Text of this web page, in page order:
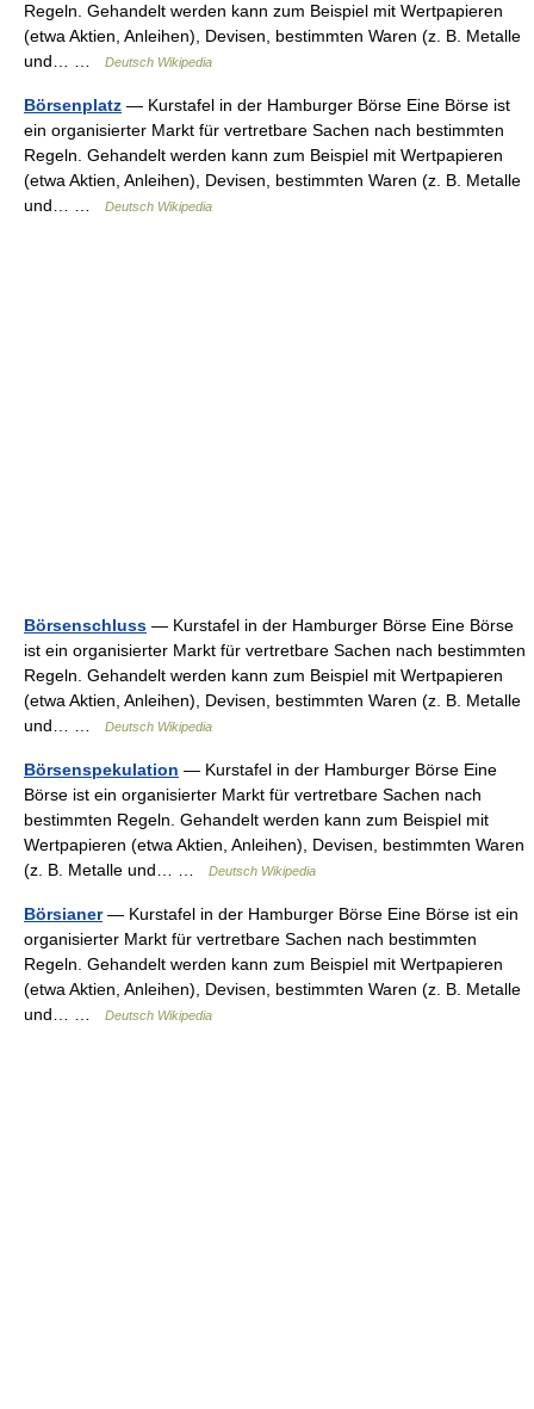
Regeln. Gehandelt werden kann zum Beispiel mit Wertpapieren
(etwa Aktien, Anleihen), Devisen, bestimmten Waren (z. B. Metalle
und… …
Deutsch Wikipedia
Börsenplatz — Kurstafel in der Hamburger Börse Eine Börse ist
ein organisierter Markt für vertretbare Sachen nach bestimmten
Regeln. Gehandelt werden kann zum Beispiel mit Wertpapieren
(etwa Aktien, Anleihen), Devisen, bestimmten Waren (z. B. Metalle
und… …
Deutsch Wikipedia
Börsenschluss — Kurstafel in der Hamburger Börse Eine Börse
ist ein organisierter Markt für vertretbare Sachen nach bestimmten
Regeln. Gehandelt werden kann zum Beispiel mit Wertpapieren
(etwa Aktien, Anleihen), Devisen, bestimmten Waren (z. B. Metalle
und… …
Deutsch Wikipedia
Börsenspekulation — Kurstafel in der Hamburger Börse Eine
Börse ist ein organisierter Markt für vertretbare Sachen nach
bestimmten Regeln. Gehandelt werden kann zum Beispiel mit
Wertpapieren (etwa Aktien, Anleihen), Devisen, bestimmten Waren
(z. B. Metalle und… …
Deutsch Wikipedia
Börsianer— Kurstafel in der Hamburger Börse Eine Börse ist ein
organisierter Markt für vertretbare Sachen nach bestimmten
Regeln. Gehandelt werden kann zum Beispiel mit Wertpapieren
(etwa Aktien, Anleihen), Devisen, bestimmten Waren (z. B. Metalle
und… …
Deutsch Wikipedia